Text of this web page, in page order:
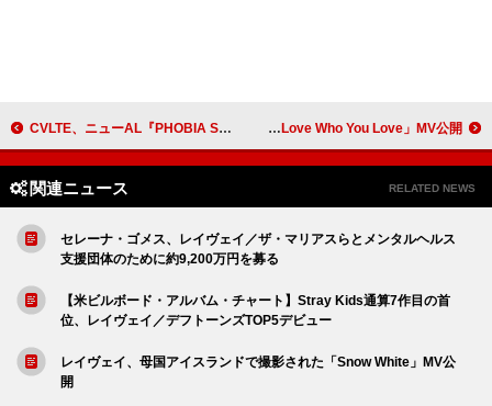
CVLTE、ニューAL『PHOBIA SYNDROME』リリース決定 ザ・エックス・エックスのロミー、自由と解放を力強く訴える「Love Who You Love」MV公開
関連ニュース RELATED NEWS
セレーナ・ゴメス、レイヴェイ／ザ・マリアスらとメンタルヘルス
支援団体のために約9,200万円を募る
【米ビルボード・アルバム・チャート】Stray Kids通算7作目の首
位、レイヴェイ／デフトーンズTOP5デビュー
レイヴェイ、母国アイスランドで撮影された「Snow White」MV公
開